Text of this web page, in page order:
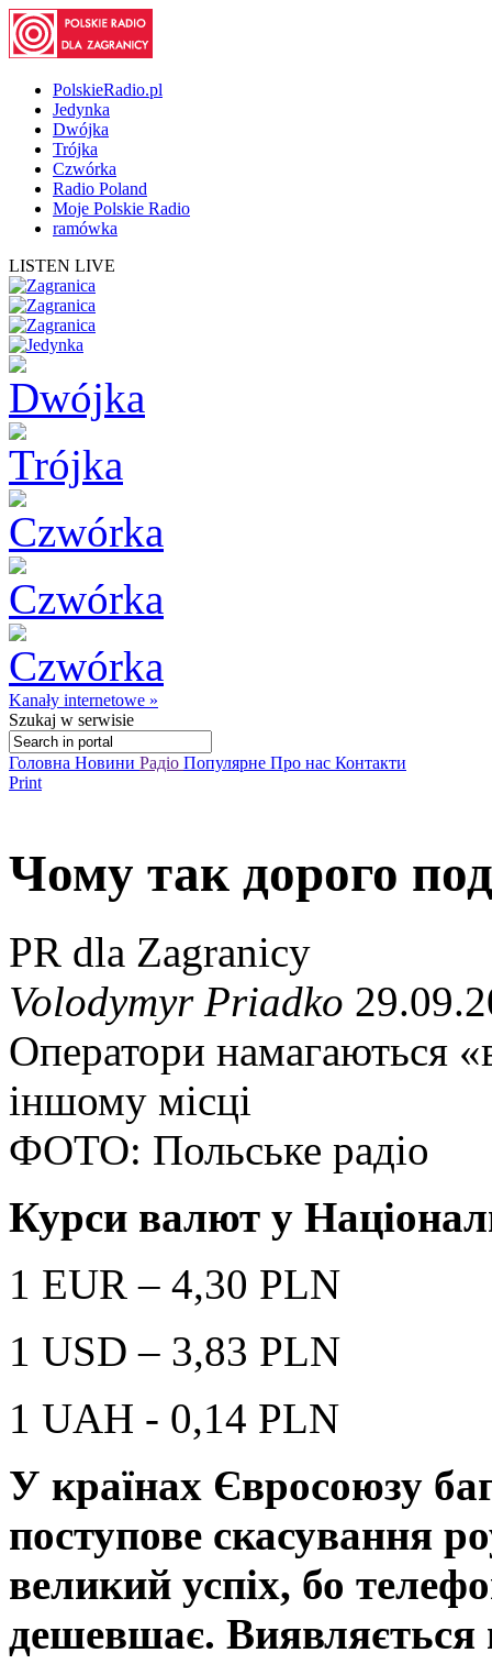
PolskieRadio.pl
Jedynka
Dwójka
Trójka
Czwórka
Radio Poland
Moje Polskie Radio
ramówka
LISTEN LIVE
Kanały internetowe »
Szukaj w serwisie
Головна Новини Радіо Популярне Про нас Контакти
Print
Чому так дорого
PR dla Zagranicy
Volodymyr Priadko
Оператори намагаються
іншому місці
ФОТО: Польське радіо
Курси валют у
1 EUR – 4,30 PLN
1 USD – 3,83 PLN
1 UAH - 0,14 PLN
У країнах Євросоюзу
поступове скасування
великий успіх, бо
дешевшає. Виявляється